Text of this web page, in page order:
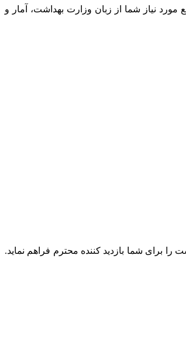
منابع مورد نیاز شما از زبان وزارت بهداشت، آمار و
برای شما بازدید کننده محترم فراهم نماید.